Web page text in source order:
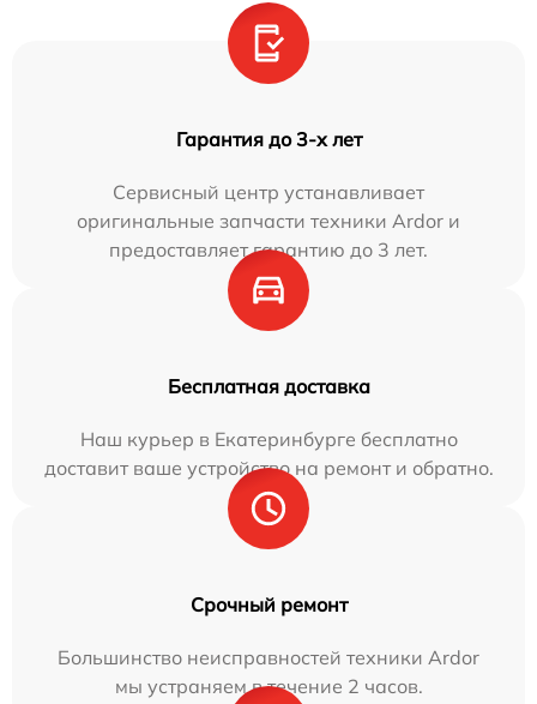
Гарантия до 3-х лет
Сервисный центр устанавливает
оригинальные запчасти техники Ardor и
предоставляет гарантию до 3 лет.
Бесплатная доставка
Наш курьер в Екатеринбурге бесплатно
доставит ваше устройство на ремонт и обратно.
Срочный ремонт
Большинство неисправностей техники Ardor
мы устраняем в течение 2 часов.